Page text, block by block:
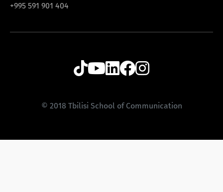
+995 591 901 404
© 2018 Tbilisi School of Communication